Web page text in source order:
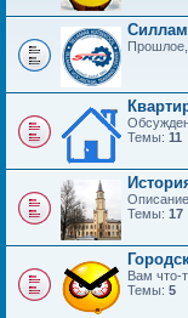
Темы: 11
Темы: 17
Вам что-
Темы: 5